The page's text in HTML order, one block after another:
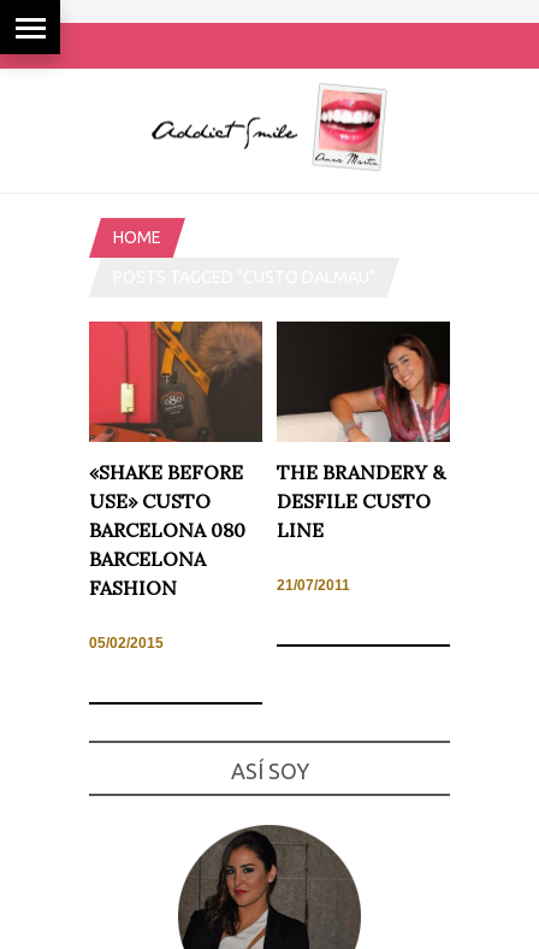
HOME
«SHAKE BEFORE
USE» CUSTO
BARCELONA 080
BARCELONA
FASHION
05/02/2015
THE BRANDERY &
DESFILE CUSTO
LINE
21/07/2011
ASÍ SOY
Estadísticas
cookies no